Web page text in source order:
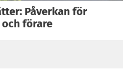
Påverkan för
förare